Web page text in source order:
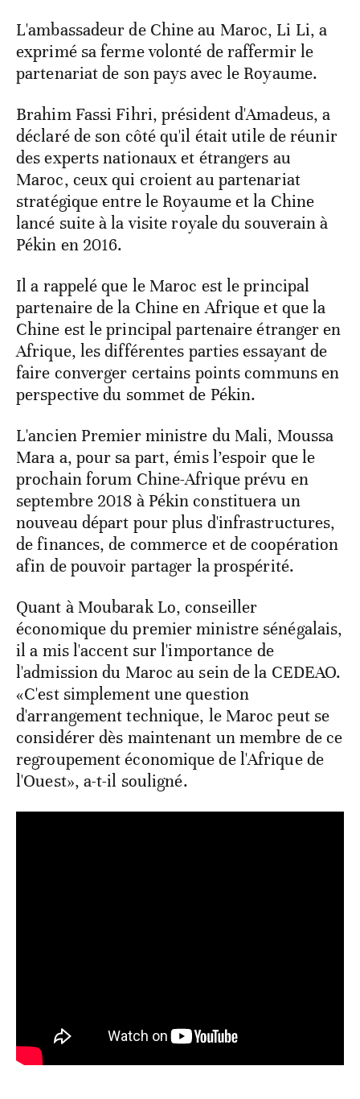
L'ambassadeur de Chine au Maroc, Li Li, a
exprimé sa ferme volonté de raffermir le
partenariat de son pays avec le Royaume.
Brahim Fassi Fihri, président d'Amadeus, a
déclaré de son côté qu'il était utile de réunir
des experts nationaux et étrangers au
Maroc, ceux qui croient au partenariat
stratégique entre le Royaume et la Chine
lancé suite à la visite royale du souverain à
Pékin en 2016.
Il a rappelé que le Maroc est le principal
partenaire de la Chine en Afrique et que la
Chine est le principal partenaire étranger en
Afrique, les différentes parties essayant de
faire converger certains points communs en
perspective du sommet de Pékin.
L'ancien Premier ministre du Mali, Moussa
Mara a, pour sa part, émis l’espoir que le
prochain forum Chine-Afrique prévu en
septembre 2018 à Pékin constituera un
nouveau départ pour plus d'infrastructures,
de finances, de commerce et de coopération
afin de pouvoir partager la prospérité.
Quant à Moubarak Lo, conseiller
économique du premier ministre sénégalais,
il a mis l'accent sur l'importance de
l'admission du Maroc au sein de la CEDEAO.
«C'est simplement une question
d'arrangement technique, le Maroc peut se
considérer dès maintenant un membre de ce
regroupement économique de l'Afrique de
l'Ouest», a-t-il souligné.